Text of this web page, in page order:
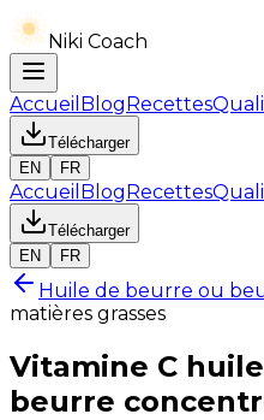
Niki Coach
Accueil BlogRecettes
Télécharger
EN
FR
Accueil BlogRecettes
Télécharger
EN
FR
Huile de beurre ou
matières grasses
Vitamine C
beurre